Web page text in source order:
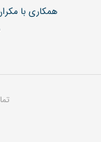
همکاری با